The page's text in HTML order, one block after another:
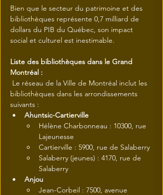
Bien que le secteur du patrimoine et des
bibliothèques représente 0,7 milliard de
dollars du PIB du Québec, son impact
social et culturel est inestimable.
Liste des bibliothèques dans le Grand
Montréal :
Le réseau de la Ville de Montréal inclut les
bibliothèques dans les arrondissements
suivants :
Ahuntsic-Cartierville
Hélène Charbonneau : 10300, rue
Lajeunesse
Cartierville : 5900, rue de Salaberry
Salaberry (jeunes) : 4170, rue de
Salaberry
Anjou
Jean-Corbeil : 7500, avenue